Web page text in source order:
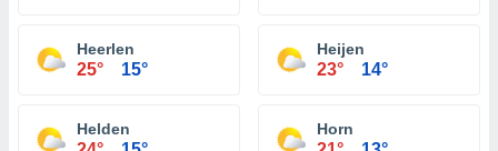
Heerlen
25° 15°
Heijen
23° 14°
Helden Horn